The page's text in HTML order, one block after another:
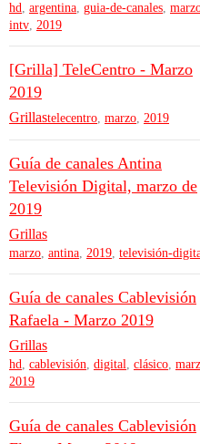
hd, argentina, guia-de-canales,
intv, 2019
[Grilla] TeleCentro - Marzo
2019
Grillastelecentro marzo 2019
Guía de canales Antina
Televisión Digital, marzo de
2019
Grillas
marzo, antina, 2019, televisión-
Guía de canales Cablevisión
Rafaela - Marzo 2019
Grillas
hd, cablevisión, digital, clásico,
2019
Guía de canales Cablevisión